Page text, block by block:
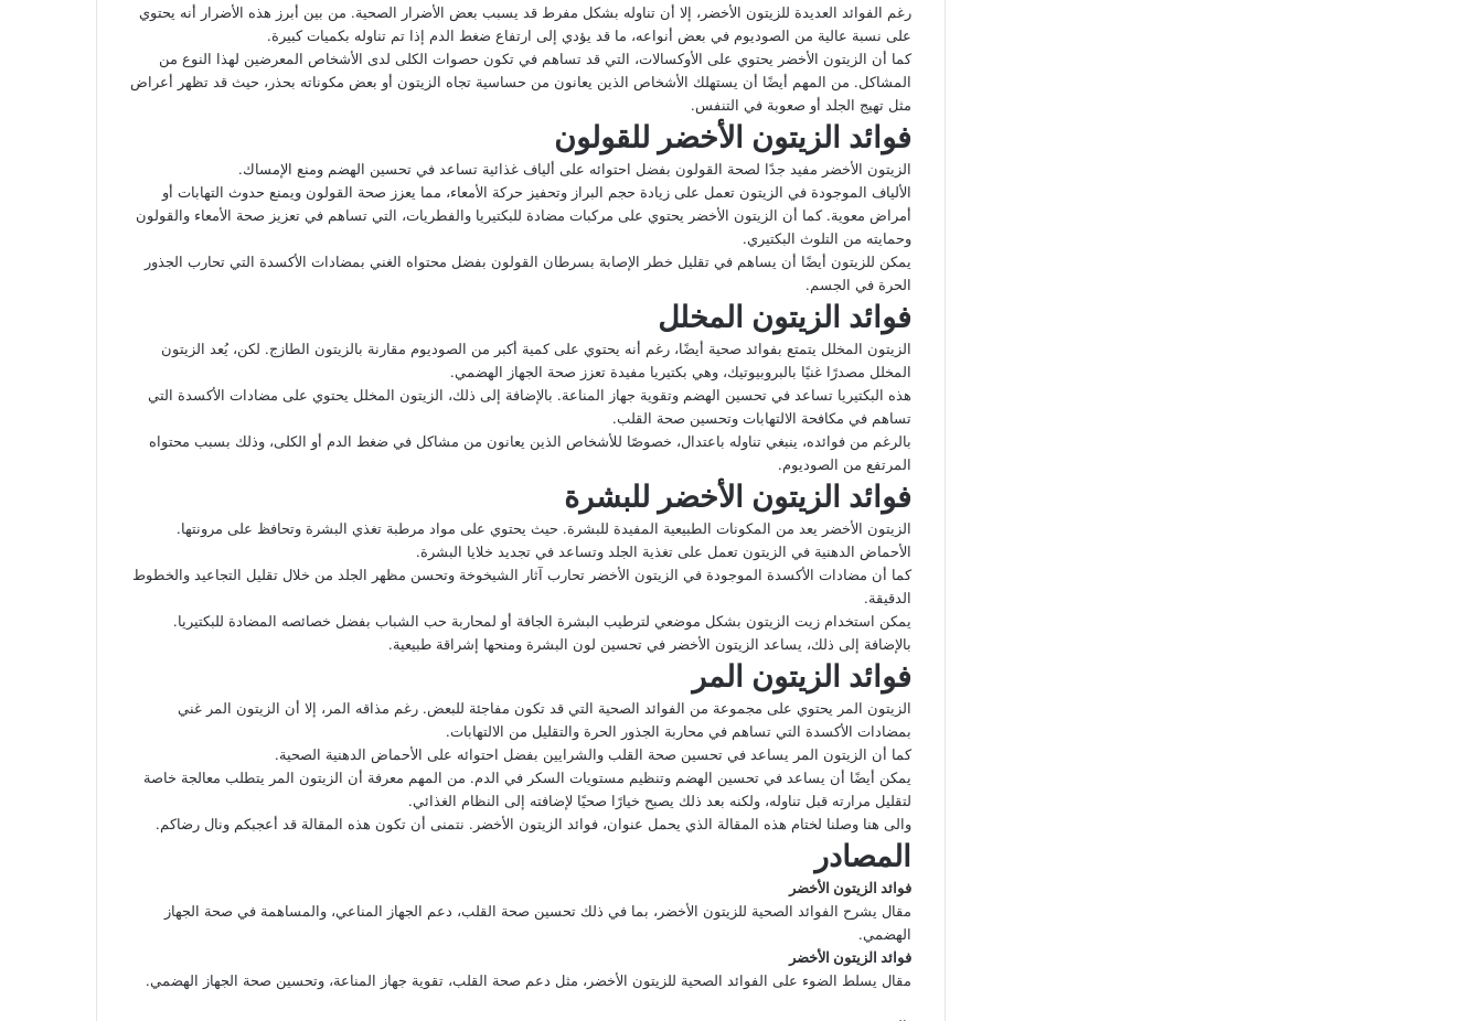
رغم الفوائد العديدة للزيتون الأخضر، إلا أن تناوله بشكل مفرط قد يسبب بعض الأضرار الصحية. من بين أبرز هذه الأضرار أنه يحتوي
على نسبة عالية من الصوديوم في بعض أنواعه، ما قد يؤدي إلى ارتفاع ضغط الدم إذا تم تناوله بكميات كبيرة.
كما أن الزيتون الأخضر يحتوي على الأوكسالات، التي قد تساهم في تكون حصوات الكلى لدى الأشخاص المعرضين لهذا النوع من
المشاكل. من المهم أيضًا أن يستهلك الأشخاص الذين يعانون من حساسية تجاه الزيتون أو بعض مكوناته بحذر، حيث قد تظهر أعراض
مثل تهيج الجلد أو صعوبة في التنفس.
فوائد الزيتون الأخضر للقولون
الزيتون الأخضر مفيد جدًا لصحة القولون بفضل احتوائه على ألياف غذائية تساعد في تحسين الهضم ومنع الإمساك.
الألياف الموجودة في الزيتون تعمل على زيادة حجم البراز وتحفيز حركة الأمعاء، مما يعزز صحة القولون ويمنع حدوث التهابات أو
أمراض معوية. كما أن الزيتون الأخضر يحتوي على مركبات مضادة للبكتيريا والفطريات، التي تساهم في تعزيز صحة الأمعاء والقولون
وحمايته من التلوث البكتيري.
يمكن للزيتون أيضًا أن يساهم في تقليل خطر الإصابة بسرطان القولون بفضل محتواه الغني بمضادات الأكسدة التي تحارب الجذور
الحرة في الجسم.
فوائد الزيتون المخلل
الزيتون المخلل يتمتع بفوائد صحية أيضًا، رغم أنه يحتوي على كمية أكبر من الصوديوم مقارنة بالزيتون الطازج. لكن، يُعد الزيتون
المخلل مصدرًا غنيًا بالبروبيوتيك، وهي بكتيريا مفيدة تعزز صحة الجهاز الهضمي.
هذه البكتيريا تساعد في تحسين الهضم وتقوية جهاز المناعة. بالإضافة إلى ذلك، الزيتون المخلل يحتوي على مضادات الأكسدة التي
تساهم في مكافحة الالتهابات وتحسين صحة القلب.
بالرغم من فوائده، ينبغي تناوله باعتدال، خصوصًا للأشخاص الذين يعانون من مشاكل في ضغط الدم أو الكلى، وذلك بسبب محتواه
المرتفع من الصوديوم.
فوائد الزيتون الأخضر للبشرة
الزيتون الأخضر يعد من المكونات الطبيعية المفيدة للبشرة. حيث يحتوي على مواد مرطبة تغذي البشرة وتحافظ على مرونتها.
الأحماض الدهنية في الزيتون تعمل على تغذية الجلد وتساعد في تجديد خلايا البشرة.
كما أن مضادات الأكسدة الموجودة في الزيتون الأخضر تحارب آثار الشيخوخة وتحسن مظهر الجلد من خلال تقليل التجاعيد والخطوط
الدقيقة.
يمكن استخدام زيت الزيتون بشكل موضعي لترطيب البشرة الجافة أو لمحاربة حب الشباب بفضل خصائصه المضادة للبكتيريا.
بالإضافة إلى ذلك، يساعد الزيتون الأخضر في تحسين لون البشرة ومنحها إشراقة طبيعية.
فوائد الزيتون المر
الزيتون المر يحتوي على مجموعة من الفوائد الصحية التي قد تكون مفاجئة للبعض. رغم مذاقه المر، إلا أن الزيتون المر غني
بمضادات الأكسدة التي تساهم في محاربة الجذور الحرة والتقليل من الالتهابات.
كما أن الزيتون المر يساعد في تحسين صحة القلب والشرايين بفضل احتوائه على الأحماض الدهنية الصحية.
يمكن أيضًا أن يساعد في تحسين الهضم وتنظيم مستويات السكر في الدم. من المهم معرفة أن الزيتون المر يتطلب معالجة خاصة
لتقليل مرارته قبل تناوله، ولكنه بعد ذلك يصبح خيارًا صحيًا لإضافته إلى النظام الغذائي.
والى هنا وصلنا لختام هذه المقالة الذي يحمل عنوان، فوائد الزيتون الأخضر. نتمنى أن تكون هذه المقالة قد أعجبكم ونال رضاكم.
المصادر
فوائد الزيتون الأخضر
مقال يشرح الفوائد الصحية للزيتون الأخضر، بما في ذلك تحسين صحة القلب، دعم الجهاز المناعي، والمساهمة في صحة الجهاز
الهضمي.
فوائد الزيتون الأخضر
مقال يسلط الضوء على الفوائد الصحية للزيتون الأخضر، مثل دعم صحة القلب، تقوية جهاز المناعة، وتحسين صحة الجهاز الهضمي.